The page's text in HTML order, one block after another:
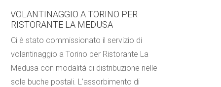
VOLANTINAGGIO A TORINO PER
RISTORANTE LA MEDUSA
Ci è stato commissionato il servizio di
volantinaggio a Torino per Ristorante La
Medusa con modalità di distribuzione nelle
sole buche postali. L’assorbimento di